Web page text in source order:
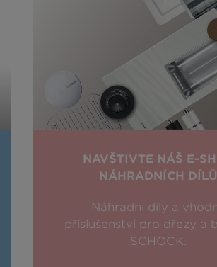
NAVŠTIVTE NÁŠ E-
NÁHRADNÍCH DÍLŮ
Náhradní díly a
příslušenství pro dřezy a
SCHOCK.